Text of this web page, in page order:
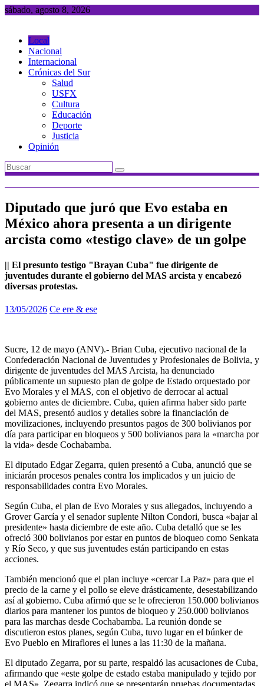
Saltar
sábado, agosto 8, 2026
Local
Nacional
Internacional
Crónicas del Sur
Salud
USFX
Cultura
Educación
Deporte
Justicia
Opinión
Diputado que juró que Evo estaba en
México ahora presenta a un dirigente
arcista como «testigo clave» de un golpe
|| El presunto testigo "Brayan Cuba" fue dirigente de
juventudes durante el gobierno del MAS arcista y encabezó
diversas protestas.
13/05/2026 Ce ere & ese
Sucre, 12 de mayo (ANV).- Brian Cuba, ejecutivo nacional de la
Confederación Nacional de Juventudes y Profesionales de Bolivia, y
dirigente de juventudes del MAS Arcista, ha denunciado
públicamente un supuesto plan de golpe de Estado orquestado por
Evo Morales y el MAS, con el objetivo de derrocar al actual
gobierno antes de diciembre. Cuba, quien afirma haber sido parte
del MAS, presentó audios y detalles sobre la financiación de
movilizaciones, incluyendo presuntos pagos de 300 bolivianos por
día para participar en bloqueos y 500 bolivianos para la «marcha por
la vida» desde Cochabamba.
El diputado Edgar Zegarra, quien presentó a Cuba, anunció que se
iniciarán procesos penales contra los implicados y un juicio de
responsabilidades contra Evo Morales.
Según Cuba, el plan de Evo Morales y sus allegados, incluyendo a
Grover García y el senador suplente Nilton Condori, busca «bajar al
presidente» hasta diciembre de este año. Cuba detalló que se les
ofreció 300 bolivianos por estar en puntos de bloqueo como Senkata
y Río Seco, y que sus juventudes están participando en estas
acciones.
También mencionó que el plan incluye «cercar La Paz» para que el
precio de la carne y el pollo se eleve drásticamente, desestabilizando
así al gobierno. Cuba afirmó que se le ofrecieron 150.000 bolivianos
diarios para mantener los puntos de bloqueo y 250.000 bolivianos
para las marchas desde Cochabamba. La reunión donde se
discutieron estos planes, según Cuba, tuvo lugar en el búnker de
Evo Pueblo en Miraflores el lunes a las 11:30 de la mañana.
El diputado Zegarra, por su parte, respaldó las acusaciones de Cuba,
afirmando que «este golpe de estado estaba manipulado y tejido por